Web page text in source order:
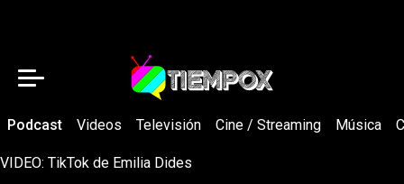
Podcast Videos Televisión Cine / Streaming Música
VIDEO: TikTok de Emilia Dides